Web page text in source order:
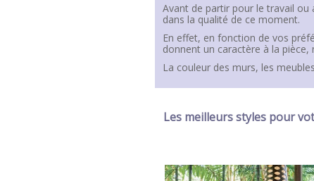
Avant de partir pour le travail
dans la qualité de ce moment.
En effet, en fonction de vos
donnent un caractère à la
La couleur des murs, les
Les meilleurs styles pour